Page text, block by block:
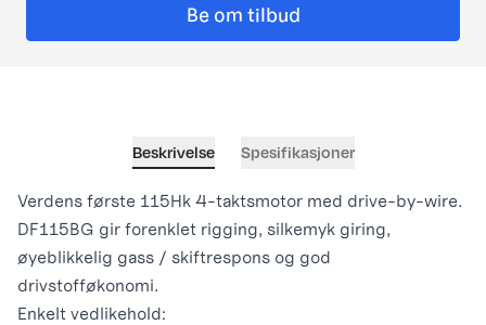
Be om tilbud
Beskrivelse Spesifikasjoner
Verdens første 115Hk 4-taktsmotor med drive-by-wire.
DF115BG gir forenklet rigging, silkemyk giring,
øyeblikkelig gass / skiftrespons og god
drivstofføkonomi.
Enkelt vedlikehold: